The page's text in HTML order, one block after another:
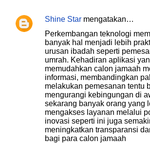
Shine Star mengatakan…
Perkembangan teknologi
banyak hal menjadi lebih
urusan ibadah seperti
umrah. Kehadiran aplikasi
memudahkan calon jamaah
informasi, membandingkan
melakukan pemesanan tentu
mengurangi kebingungan di
sekarang banyak orang yang
mengakses layanan melalui
inovasi seperti ini juga
meningkatkan transparansi
bagi para calon jamaah